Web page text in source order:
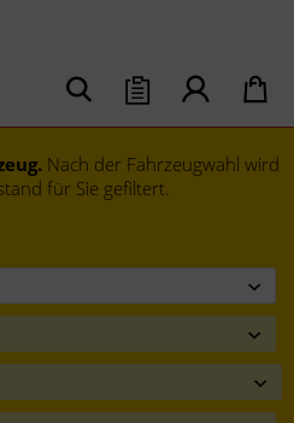
Nach der Fahrzeugwahl wird
für Sie gefiltert.